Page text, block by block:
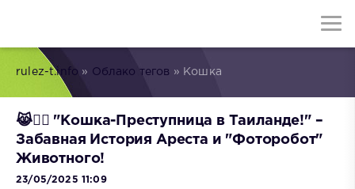
rulez-t.info » Облако тегов » Кошка
😹👮‍♂️ "Кошка-Преступница в Таиланде!" –
Забавная История Ареста и "Фоторобот"
Животного!
23/05/2025 11:09